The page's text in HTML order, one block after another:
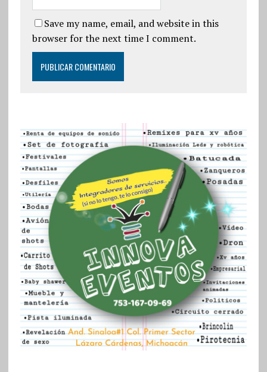
Save my name, email, and website in this
browser for the next time I comment.